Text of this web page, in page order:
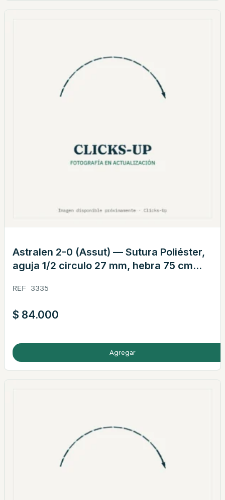
Astralen 2-0 (Assut) — Sutura Poliéster,
aguja 1/2 circulo 27 mm, hebra 75 cm
REF 3335
$ 84.000
Agregar